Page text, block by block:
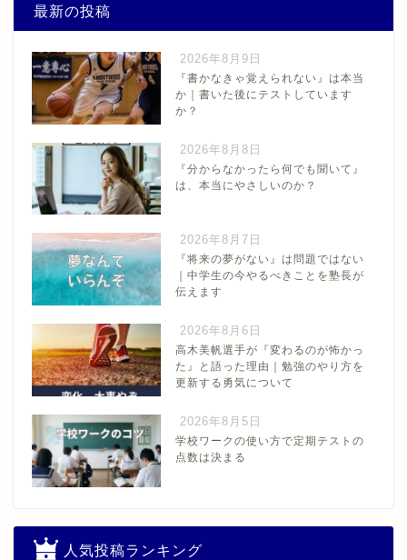
最新の投稿
2026年8月9日
『書かなきゃ覚えられない』は本当
か｜書いた後にテストしています
か？
2026年8月8日
『分からなかったら何でも聞いて』
は、本当にやさしいのか？
2026年8月7日
『将来の夢がない』は問題ではない
｜中学生の今やるべきことを塾長が
伝えます
2026年8月6日
高木美帆選手が『変わるのが怖かっ
た』と語った理由｜勉強のやり方を
更新する勇気について
2026年8月5日
学校ワークの使い方で定期テストの
点数は決まる
人気投稿ランキング